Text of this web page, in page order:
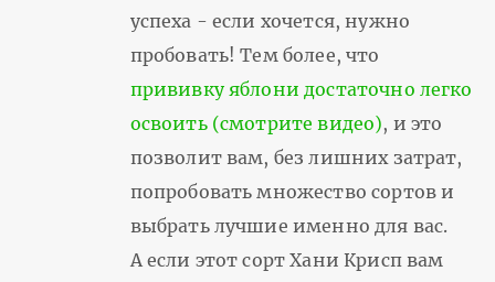
успеха - если хочется, нужно
пробовать! Тем более, что
прививку яблони достаточно легко
освоить (смотрите видео), и это
позволит вам, без лишних затрат,
попробовать множество сортов и
выбрать лучшие именно для вас.
А если этот сорт Хани Крисп вам